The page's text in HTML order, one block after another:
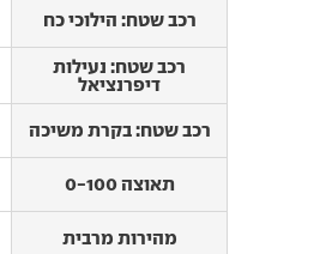
רכב שטח: הילוכי כח
רכב שטח: נעילות
דיפרנציאל
רכב שטח: בקרת משיכה
תאוצה 0-100
מהירות מרבית
רכב שטח: הילוכי כח
רכב שטח: נעילות
דיפרנציאל
רכב שטח: בקרת משיכה
תאוצה 0-100
מהירות מרבית